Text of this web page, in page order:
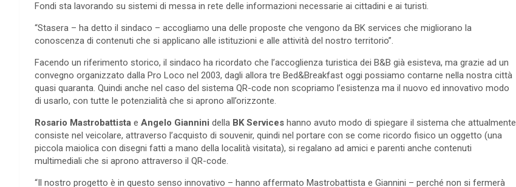
Fondi sta lavorando su sistemi di messa in rete delle informazioni necessarie ai cittadini e ai turisti.
“Stasera – ha detto il sindaco – accogliamo una delle proposte che vengono da BK services che migliorano la
conoscenza di contenuti che si applicano alle istituzioni e alle attività del nostro territorio”.
Facendo un riferimento storico, il sindaco ha ricordato che l’accoglienza turistica dei B&B già esisteva, ma grazie ad un
convegno organizzato dalla Pro Loco nel 2003, dagli allora tre Bed&Breakfast oggi possiamo contarne nella nostra città
quasi quaranta. Quindi anche nel caso del sistema QR-code non scopriamo l’esistenza ma il nuovo ed innovativo modo
di usarlo, con tutte le potenzialità che si aprono all’orizzonte.
Rosario Mastrobattista e Angelo Giannini della BK Services hanno avuto modo di spiegare il sistema che attualmente
consiste nel veicolare, attraverso l’acquisto di souvenir, quindi nel portare con se come ricordo fisico un oggetto (una
piccola maiolica con disegni fatti a mano della località visitata), si regalano ad amici e parenti anche contenuti
multimediali che si aprono attraverso il QR-code.
“Il nostro progetto è in questo senso innovativo – hanno affermato Mastrobattista e Giannini – perché non si fermerà